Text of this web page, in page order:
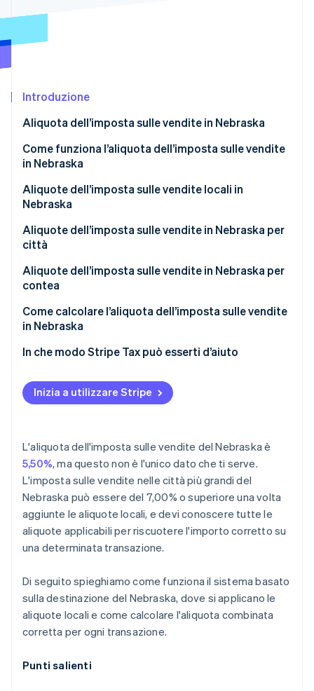
Prevenzione delle frodi
Climate
Identity
Verifica online dell'identità
Stripe Sessions 2026
Scopri come Stripe sta costruendo l'infrastruttura
Introduzione
Aliquota dell’imposta sulle vendite in Nebraska
Come funziona l’aliquota dell’imposta sulle vendite
in Nebraska
Quando devi riscuotere l’imposta
Aliquote dell’imposta sulle vendite locali in
Nebraska
Fascia dell’imposta sulle vendite in Nebraska nel
2026
Aliquote dell’imposta sulle vendite in Nebraska per
città
Aliquote dell’imposta sulle vendite in Nebraska per
contea
Come calcolare l’aliquota dell’imposta sulle vendite
in Nebraska
In che modo Stripe Tax può esserti d’aiuto
Inizia a utilizzare Stripe
L'aliquota dell'imposta sulle vendite del Nebraska è
5,50%, ma questo non è l'unico dato che ti serve.
L'imposta sulle vendite nelle città più grandi del
Nebraska può essere del 7,00% o superiore una volta
aggiunte le aliquote locali, e devi conoscere tutte le
aliquote applicabili per riscuotere l'importo corretto su
una determinata transazione.
Di seguito spieghiamo come funziona il sistema basato
sulla destinazione del Nebraska, dove si applicano le
aliquote locali e come calcolare l'aliquota combinata
corretta per ogni transazione.
Punti salienti